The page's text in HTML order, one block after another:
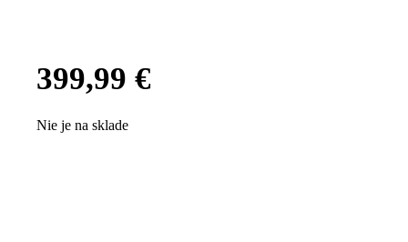
399,99 €
Nie je na sklade